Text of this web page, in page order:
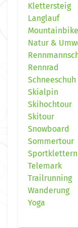
Klettersteig
Langlauf
Mountainbike
Natur &
Rennrad
Schneeschuh
Skialpin
Skihochtour
Skitour
Snowboard
Sommertour
Sportklettern
Telemark
Trailrunning
Wanderung
Yoga